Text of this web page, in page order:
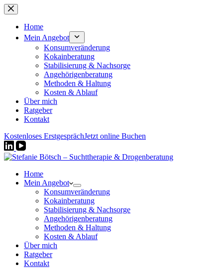
Zum
Inhalt
springenHome
Mein Angebot
Konsumveränderung
Kokainberatung
Stabilisierung & Nachsorge
Angehörigenberatung
Methoden & Haltung
Kosten & Ablauf
Über mich
Ratgeber
Kontakt
Kostenloses ErstgesprächJetzt online Buchen
Home
Mein Angebot
Konsumveränderung
Kokainberatung
Stabilisierung & Nachsorge
Angehörigenberatung
Methoden & Haltung
Kosten & Ablauf
Über mich
Ratgeber
Kontakt